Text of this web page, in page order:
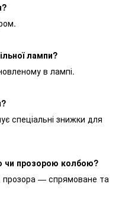
лампи?
в лампі.
спеціальні знижки для
прозорою колбою?
прозора — спрямоване та